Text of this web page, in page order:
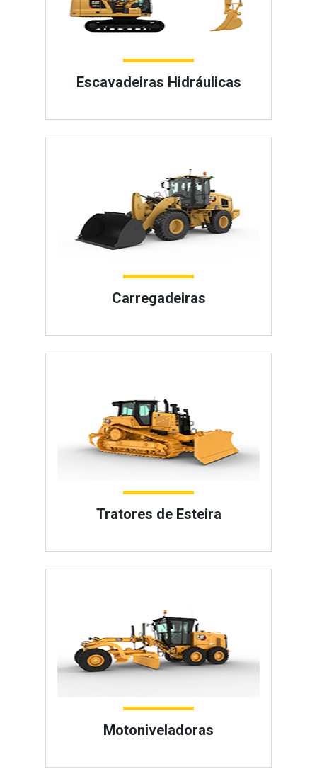
Escavadeiras Hidráulicas
Carregadeiras
Tratores de Esteira
Motoniveladoras